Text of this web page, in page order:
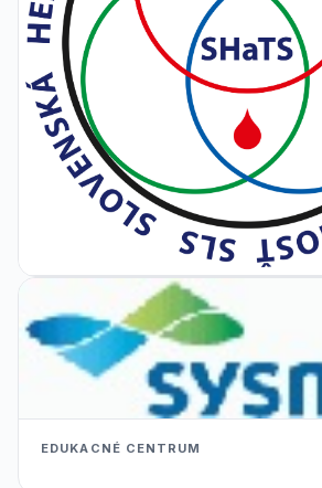
EDUKACNÉ CENTRUM